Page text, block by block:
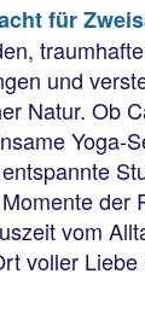
für
und
Natur. Ob
Yoga-
der
vom
voller